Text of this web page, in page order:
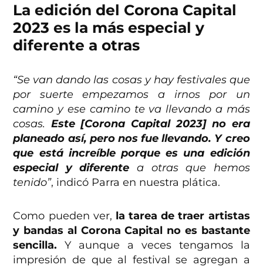
La edición del Corona Capital
2023 es la más especial y
diferente a otras
“Se van dando las cosas y hay festivales que
por suerte empezamos a irnos por un
camino y ese camino te va llevando a más
cosas. Este [Corona Capital 2023] no era
planeado así, pero nos fue llevando. Y creo
que está increíble porque es una edición
especial y diferente a otras que hemos
tenido”, indicó Parra en nuestra plática.
Como pueden ver, la tarea de traer artistas
y bandas al Corona Capital no es bastante
sencilla. Y aunque a veces tengamos la
impresión de que al festival se agregan a